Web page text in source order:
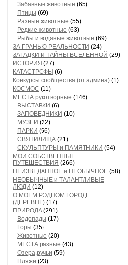
Забавные животные (65)
Птицы (69)
Разные животные (55)
Редкие животные (63)
Рыбы и водяные животные (69)
ЗА ГРАНЬЮ РЕАЛЬНОСТИ (24)
ЗАГАДКИ И ТАЙНЫ ВСЕЛЕННОЙ (29)
ИСТОРИЯ (27)
КАТАСТРОФЫ (6)
Конкурсы сообщества (от админа) (1)
КОСМОС (11)
МЕСТА рукотворные (146)
ВЫСТАВКИ (6)
ЗАПОВЕДНИКИ (10)
МУЗЕИ (22)
ПАРКИ (56)
СВЯТИЛИЩА (21)
СКУЛЬПТУРЫ и ПАМЯТНИКИ (54)
МОИ СОБСТВЕННЫЕ
ПУТЕШЕСТВИЯ (266)
НЕИЗВЕДАННОЕ и НЕОБЫЧНОЕ (58)
НЕОБЫЧНЫЕ и ТАЛАНТЛИВЫЕ
ЛЮДИ (12)
О МОЕМ РОДНОМ ГОРОДЕ
(ДЕРЕВНЕ) (17)
ПРИРОДА (291)
Водопады (17)
Горы (35)
Животные (20)
МЕСТА разные (43)
Озера,ручьи (59)
Пляжи (23)